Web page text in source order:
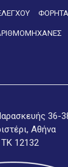
36-
Αθήνα
ΤΚ 12132